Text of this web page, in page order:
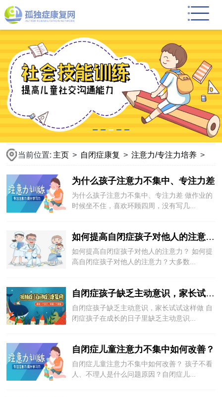
当前位置: 主页 > 自闭症康复 > 注意力/专注力培养 >
为什么孩子注意力不集中、专注力差
为什么孩子注意力不集中、专注力差 做作业的
时候坐不住，喜欢环顾四周，没有写几...
如何提高自闭症孩子对他人的注意力？
如何提高自闭症孩子对他人的注意力？ 如何提
高自闭症孩子对他人的注意力？大多数...
自闭症孩子缺乏主动意识，家长试试这样做
自闭症孩子缺乏主动意识，家长试试这样做 自
闭症孩子在成长的日子里缺乏主动意识...
自闭症儿童注意力不集中如何改善？
自闭症儿童注意力不集中如何改善？ 孩子不看
人、不理人是什么问题原因？自闭症儿...